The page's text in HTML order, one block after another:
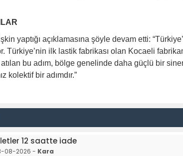
yaptığı açıklamasına şöyle devam etti:
Türkiye’nin ilk lastik fabrikası olan Kocaeli
bu adım, bölge genelinde daha güçlü bir
kolektif bir adımdır.”
12 saatte iade
08-2026 - Kara